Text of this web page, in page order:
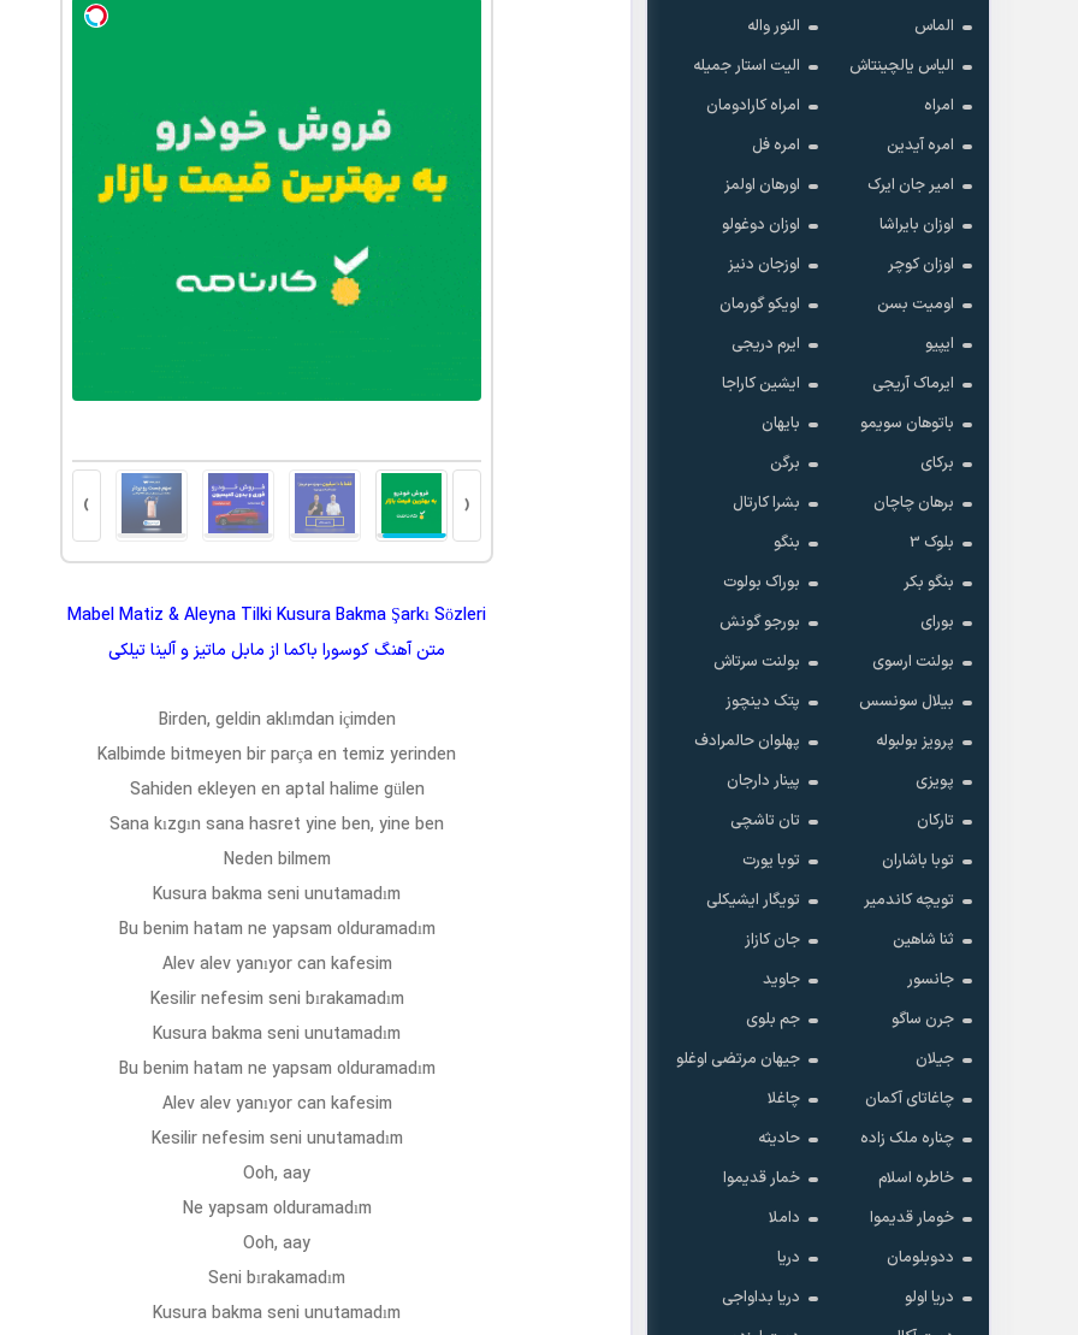
الماس
النور واله
الیاس یالچینتاش
الیت استار جمیله
امراه
امراه کارادومان
امره آیدین
امره فل
امیر جان ایرک
اورهان اولمز
اوزان بایراشا
اوزان دوغولو
اوزان کوچر
اوزجان دنیز
اومیت بسن
اویکو گورمان
ایپیو
ایرم دریجی
ایرماک آریجی
ایشین کاراجا
باتوهان سویمو
بایهان
برکای
برگن
برهان چاچان
بشرا کارتال
بلوک 3
بنگو
بنگو بکر
بوراک بولوت
بورای
بورجو گونش
بولنت ارسوی
بولنت سرتاش
بیلال سونسس
پتک دینچوز
پرویز بولبوله
پهلوان حالمرادف
پویزی
پینار دارجان
تارکان
تان تاشچی
توبا باشاران
توبا یورت
تویچه کاندمیر
تویگار ایشیکلی
ثنا شاهین
جان کازاز
جانسور
جاوید
جرن ساگو
جم بلوی
جیلان
جیهان مرتضی اوغلو
چاغاتای آکمان
چاغلا
چناره ملک زاده
حادیثه
خاطره اسلام
خمار قدیموا
خومار قدیموا
داملا
ددوبلومان
دریا
دریا اولو
دریا بداواجی
و ضمانت کتبی
‹
›
Mabel Matiz & Aleyna Tilki Kusura Bakma Şarkı Sözleri
متن آهنگکوسورا باکما ازمابل ماتیز و آلینا تیلکی
Birden, geldin aklımdan içimden
Kalbimde bitmeyen bir parça en temiz yerinden
Sahiden ekleyen en aptal halime gülen
Sana kızgın sana hasret yine ben, yine ben
Neden bilmem
Kusura bakma seni unutamadım
Bu benim hatam ne yapsam olduramadım
Alev alev yanıyor can kafesim
Kesilir nefesim seni bırakamadım
Kusura bakma seni unutamadım
Bu benim hatam ne yapsam olduramadım
Alev alev yanıyor can kafesim
Kesilir nefesim seni unutamadım
Ooh, aay
Ne yapsam olduramadım
Ooh, aay
Seni bırakamadım
Kusura bakma seni unutamadım